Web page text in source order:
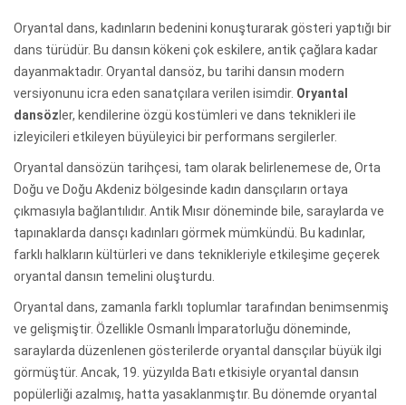
Oryantal dans, kadınların bedenini konuşturarak gösteri yaptığı bir
dans türüdür. Bu dansın kökeni çok eskilere, antik çağlara kadar
dayanmaktadır. Oryantal dansöz, bu tarihi dansın modern
versiyonunu icra eden sanatçılara verilen isimdir. Oryantal
dansöz ler, kendilerine özgü kostümleri ve dans teknikleri ile
izleyicileri etkileyen büyüleyici bir performans sergilerler.
Oryantal dansözün tarihçesi, tam olarak belirlenemese de, Orta
Doğu ve Doğu Akdeniz bölgesinde kadın dansçıların ortaya
çıkmasıyla bağlantılıdır. Antik Mısır döneminde bile, saraylarda ve
tapınaklarda dansçı kadınları görmek mümkündü. Bu kadınlar,
farklı halkların kültürleri ve dans teknikleriyle etkileşime geçerek
oryantal dansın temelini oluşturdu.
Oryantal dans, zamanla farklı toplumlar tarafından benimsenmiş
ve gelişmiştir. Özellikle Osmanlı İmparatorluğu döneminde,
saraylarda düzenlenen gösterilerde oryantal dansçılar büyük ilgi
görmüştür. Ancak, 19. yüzyılda Batı etkisiyle oryantal dansın
popülerliği azalmış, hatta yasaklanmıştır. Bu dönemde oryantal